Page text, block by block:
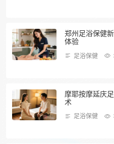
郑州足浴保健
体验
足浴保健
摩耶按摩延庆
术
足浴保健